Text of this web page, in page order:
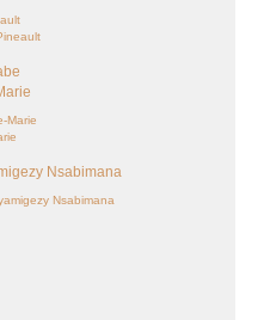
Marie
Nsabimana
Nsabimana